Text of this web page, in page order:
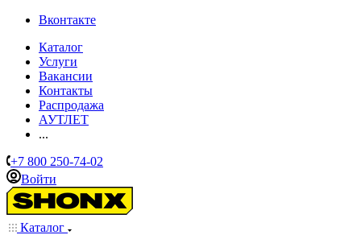
Вконтакте
Каталог
Услуги
Вакансии
Контакты
Распродажа
АУТЛЕТ
...
+7 800 250-74-02
Войти
Каталог